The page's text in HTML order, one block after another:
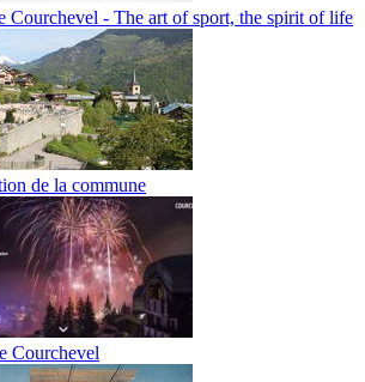
Courchevel - The art of sport, the spirit of life
de la commune
Courchevel